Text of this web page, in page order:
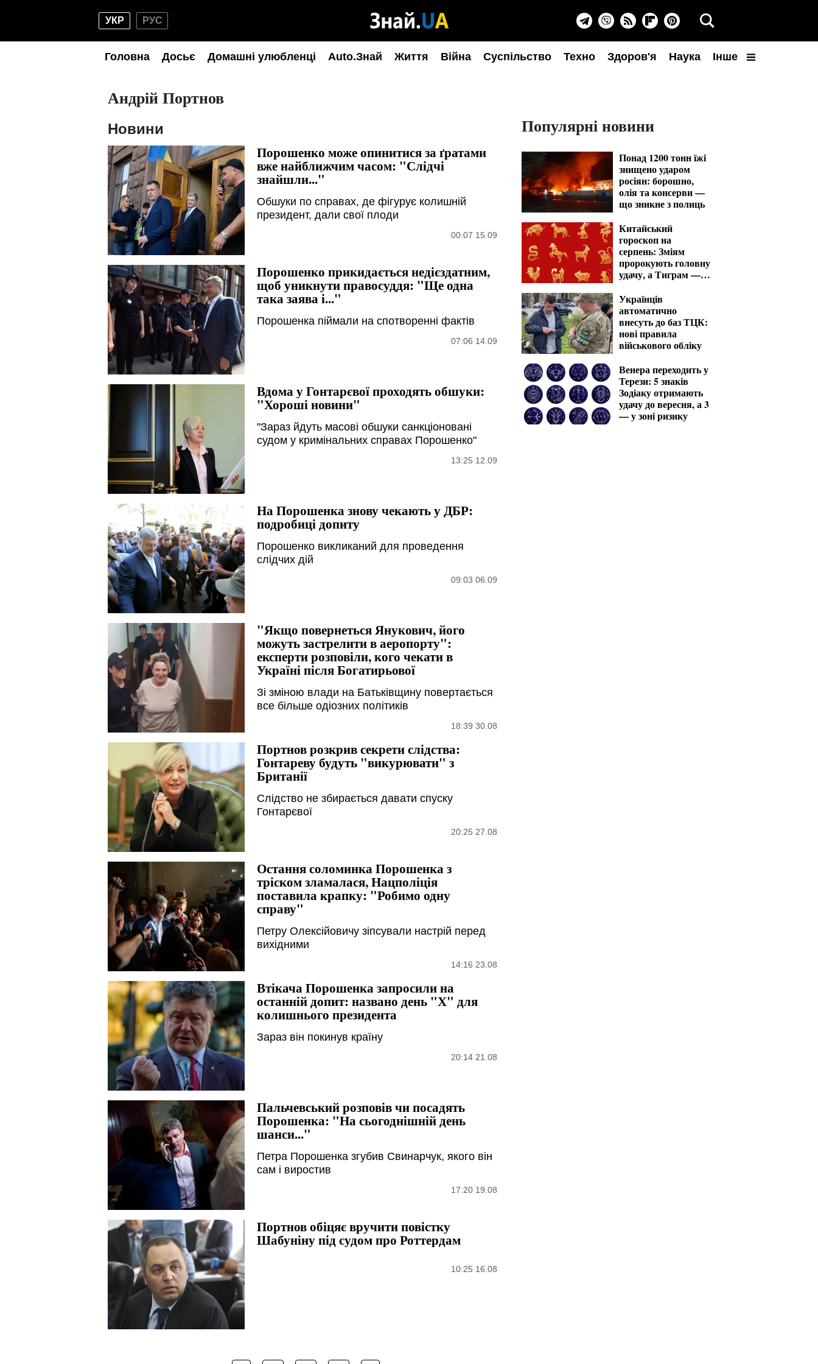
УКР РУС
Головна Досьє Домашні улюбленці Auto.Знай Життя Війна Суспільство Техно Здоров'я Наука Інше
Андрій Портнов
Новини
Порошенко може опинитися за ґратами
вже найближчим часом: "Слідчі
знайшли..."
Обшуки по справах, де фігурує колишній
президент, дали свої плоди
00:07 15.09
Порошенко прикидається недієздатним,
щоб уникнути правосуддя: "Ще одна
така заява і..."
Порошенка піймали на спотворенні фактів
07:06 14.09
Вдома у Гонтарєвої проходять обшуки:
"Хороші новини"
"Зараз йдуть масові обшуки санкціоновані
судом у кримінальних справах Порошенко"
13:25 12.09
На Порошенка знову чекають у ДБР:
подробиці допиту
Порошенко викликаний для проведення
слідчих дій
09:03 06.09
"Якщо повернеться Янукович, його
можуть застрелити в аеропорту":
експерти розповіли, кого чекати в
Україні після Богатирьової
Зі зміною влади на Батьківщину повертається
все більше одіозних політиків
18:39 30.08
Портнов розкрив секрети слідства:
Гонтареву будуть "викурювати" з
Британії
Слідство не збирається давати спуску
Гонтарєвої
20:25 27.08
Остання соломинка Порошенка з
тріском зламалася, Нацполіція
поставила крапку: "Робимо одну
справу"
Петру Олексійовичу зіпсували настрій перед
вихідними
14:16 23.08
Втікача Порошенка запросили на
останній допит: названо день "Х" для
колишнього президента
Зараз він покинув країну
20:14 21.08
Пальчевський розповів чи посадять
Порошенка: "На сьогоднішній день
шанси..."
Петра Порошенка згубив Свинарчук, якого він
сам і виростив
17:20 19.08
Портнов обіцяє вручити повістку
Шабуніну під судом про Роттердам
10:25 16.08
Популярні новини
Понад 1200 тонн їжі
знищено ударом
росіян: борошно,
олія та консерви —
що зникне з полиць
Китайський
гороскоп на
серпень: Зміям
пророкують головну
удачу, а Тиграм —
Українців
автоматично
внесуть до баз ТЦК:
нові правила
військового обліку
Венера переходить у
Терези: 5 знаків
Зодіаку отримають
удачу до вересня, а 3
— у зоні ризику